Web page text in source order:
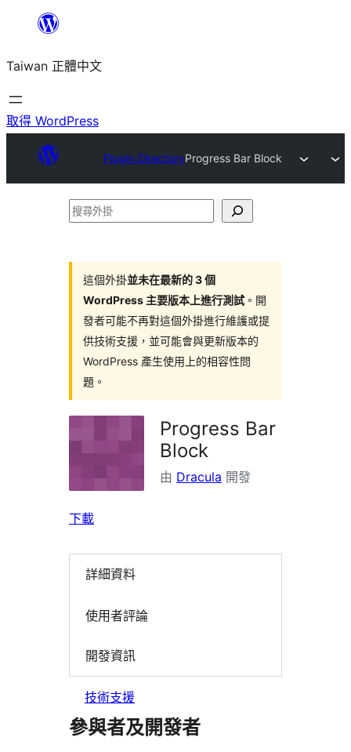
主
要
內
Taiwan 正體中文
取得 WordPress
Plugin DirectoryProgress Bar Block
搜
這個外掛並未在最新的 3 個
WordPress 主要版本上進行測試 。開
發者可能不再對這個外掛進行維護或提
供技術支援，並可能會與更新版本的
WordPress 產生使用上的相容性問
題。
Progress Bar
Block
由 Dracula 開發
下載
詳細資料
使用者評論
開發資訊
技術支援
參與者及開發者